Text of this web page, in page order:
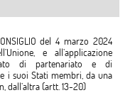
del 4 marzo 2024
e all’applicazione
di partenariato e di
i suoi Stati membri, da una
dall’altra (artt. 13-20)